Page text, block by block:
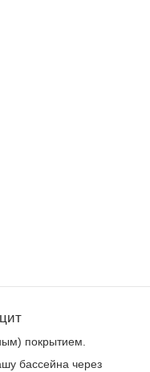
покрытием.
бассейна через